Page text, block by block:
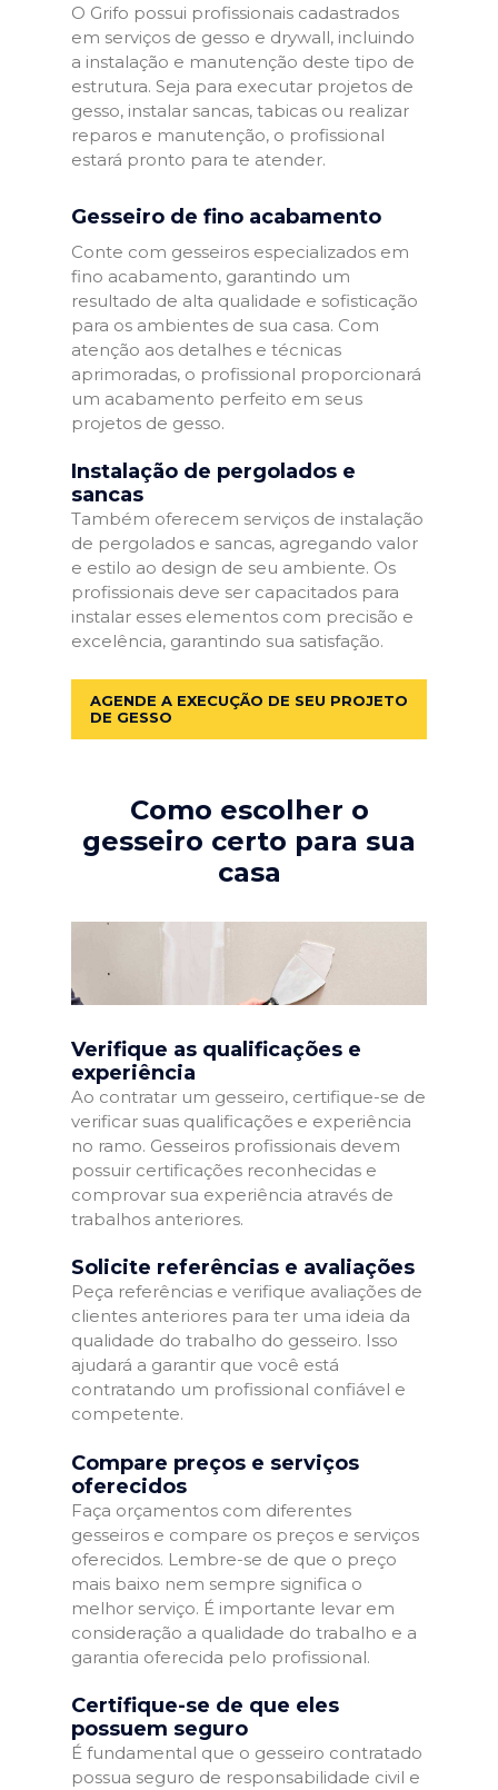
O Grifo possui profissionais cadastrados
em serviços de gesso e drywall, incluindo
a instalação e manutenção deste tipo de
estrutura. Seja para executar projetos de
gesso, instalar sancas, tabicas ou realizar
reparos e manutenção, o profissional
estará pronto para te atender.
Gesseiro de fino acabamento
Conte com gesseiros especializados em
fino acabamento, garantindo um
resultado de alta qualidade e sofisticação
para os ambientes de sua casa. Com
atenção aos detalhes e técnicas
aprimoradas, o profissional proporcionará
um acabamento perfeito em seus
projetos de gesso.
Instalação de pergolados e
sancas
Também oferecem serviços de instalação
de pergolados e sancas, agregando valor
e estilo ao design de seu ambiente. Os
profissionais deve ser capacitados para
instalar esses elementos com precisão e
excelência, garantindo sua satisfação.
AGENDE A EXECUÇÃO DE SEU PROJETO
DE GESSO
Como escolher o
gesseiro certo para sua
casa
Verifique as qualificações e
experiência
Ao contratar um gesseiro, certifique-se de
verificar suas qualificações e experiência
no ramo. Gesseiros profissionais devem
possuir certificações reconhecidas e
comprovar sua experiência através de
trabalhos anteriores.
Solicite referências e avaliações
Peça referências e verifique avaliações de
clientes anteriores para ter uma ideia da
qualidade do trabalho do gesseiro. Isso
ajudará a garantir que você está
contratando um profissional confiável e
competente.
Compare preços e serviços
oferecidos
Faça orçamentos com diferentes
gesseiros e compare os preços e serviços
oferecidos. Lembre-se de que o preço
mais baixo nem sempre significa o
melhor serviço. É importante levar em
consideração a qualidade do trabalho e a
garantia oferecida pelo profissional.
Certifique-se de que eles
possuem seguro
É fundamental que o gesseiro contratado
possua seguro de responsabilidade civil e